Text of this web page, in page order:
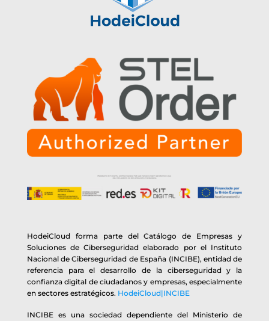
HodeiCloud forma parte del Catálogo de Empresas y
Soluciones de Ciberseguridad elaborado por el Instituto
Nacional de Ciberseguridad de España (INCIBE), entidad de
referencia para el desarrollo de la ciberseguridad y la
confianza digital de ciudadanos y empresas, especialmente
en sectores estratégicos. HodeiCloud|INCIBE
INCIBE es una sociedad dependiente del Ministerio de